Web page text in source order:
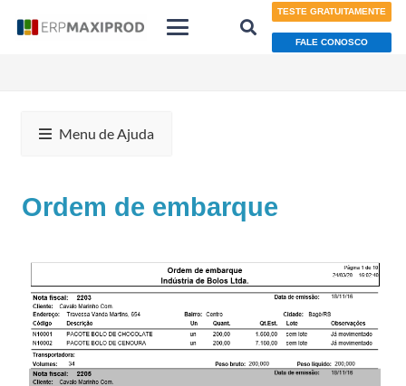
TESTE GRATUITAMENTE
FALE CONOSCO
Menu de Ajuda
Ordem de embarque